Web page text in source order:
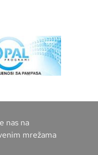
nas na
mrežama